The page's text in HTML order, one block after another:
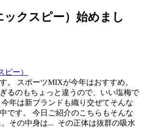
クスピー）始めまし
ピー）
。 スポーツMIXが今年はおすすめ。
るのもちょっと違うので、いい塩梅で
年は新ブランドも織り交ぜてそんな
です。 今日ご紹介のこちらもそんな
その中身は... その正体は抜群の吸水